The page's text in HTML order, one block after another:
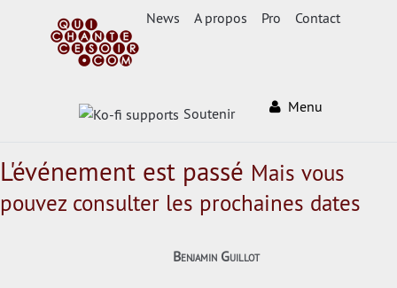
News A propos Pro Contact
Soutenir Menu
L'événement est passé Mais vous
pouvez consulter les prochaines dates
Benjamin Guillot